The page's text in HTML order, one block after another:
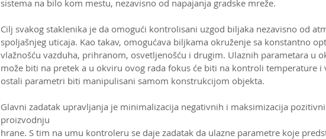
sistema na bilo kom mestu, nezavisno od napajanja gradske mreže.
Cilj svakog staklenika je da omogući kontrolisani uzgod biljaka nezavisno od
spoljašnjeg uticaja. Kao takav, omogućava biljkama okruženje sa konstantno
vlažnošću vazduha, prihranom, osvetljenošću i drugim. Ulaznih parametara u
može biti na pretek a u okviru ovog rada fokus će biti na kontroli temperature i
ostali parametri biti manipulisani samom konstrukcijom objekta.
Glavni zadatak upravljanja je minimalizacija negativnih i maksimizacija
proizvodnju
hrane. S tim na umu kontroleru se daje zadatak da ulazne parametre koje